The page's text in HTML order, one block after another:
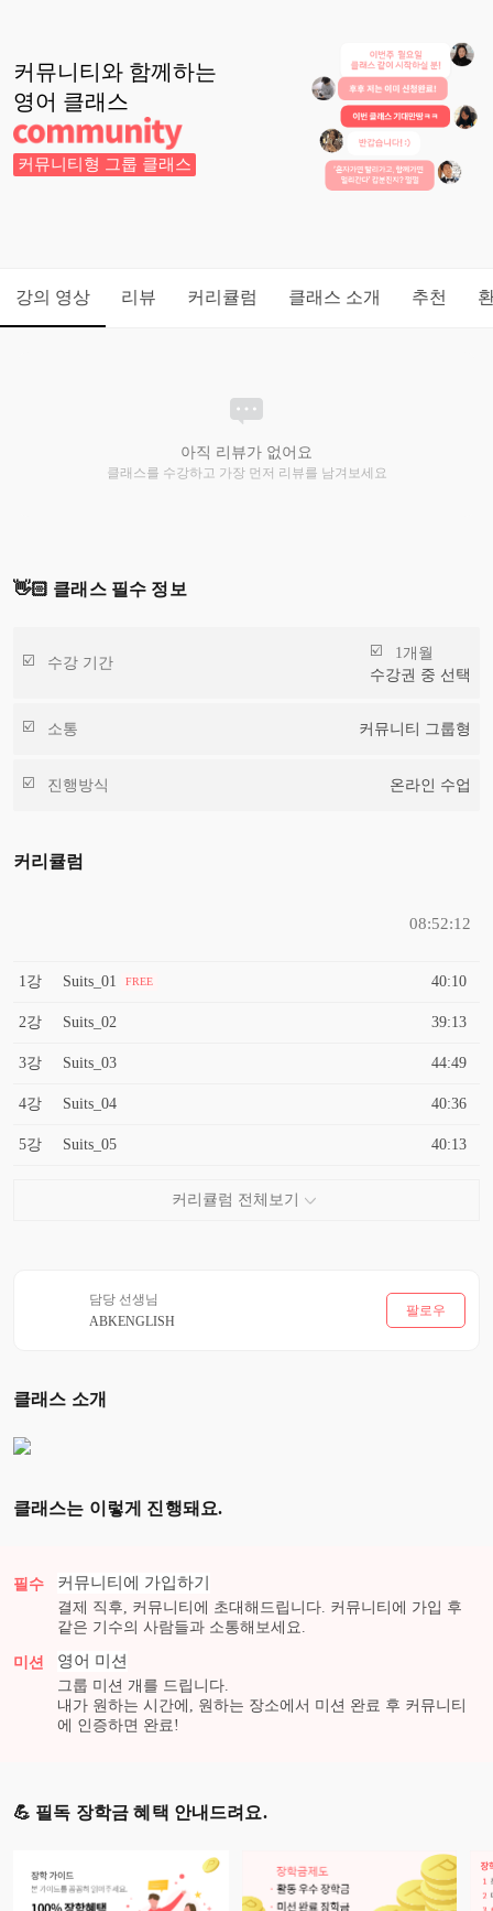
커뮤니티와 함께하는
영어 클래스
커뮤니티형 그룹 클래스
강의 영상 리뷰 커리큘럼 클래스 소개 추천
아직 리뷰가 없어요
클래스를 수강하고 가장 먼저 리뷰를 남겨보세요
👋🏻 클래스 필수 정보
수강 기간
1개월
수강권 중 선택
소통 커뮤니티 그룹형
진행방식 온라인 수업
커리큘럼
08:52:12
1강 Suits_01 FREE 40:10
2강 Suits_02 39:13
3강 Suits_03 44:49
4강 Suits_04 40:36
5강 Suits_05 40:13
담당 선생님
ABKENGLISH
팔로우
클래스 소개
클래스는 이렇게 진행돼요.
필수 커뮤니티에 가입하기
결제 직후, 커뮤니티에 초대해드립니다. 커뮤니티에 가입 후
같은 기수의 사람들과 소통해보세요.
미션 영어 미션
그룹 미션 개를 드립니다.
내가 원하는 시간에, 원하는 장소에서 미션 완료 후 커뮤니티
에 인증하면 완료!
💪 필독 장학금 혜택 안내드려요.